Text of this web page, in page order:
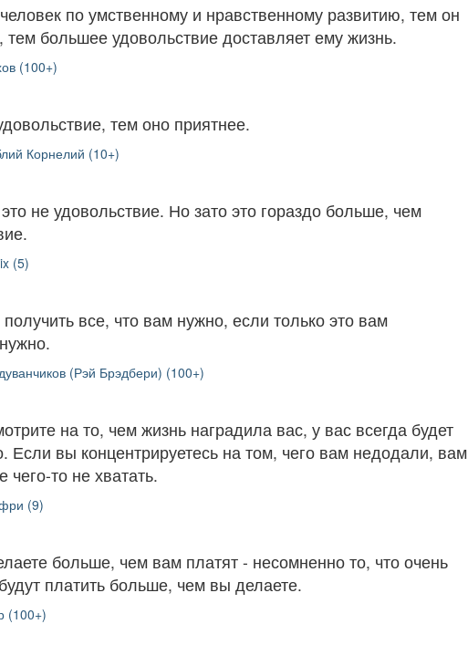
по умственному и нравственному развитию, тем он
тем большее удовольствие доставляет ему жизнь.
(100+)
тем оно приятнее.
Корнелий (10+)
не удовольствие. Но зато это гораздо больше, чем
(5)
все, что вам нужно, если только это вам
(Рэй Брэдбери) (100+)
на то, чем жизнь наградила вас, у вас всегда будет
Если вы концентрируетесь на том, чего вам недодали, вам
чего-то не хватать.
(9)
больше, чем вам платят - несомненно то, что очень
платить больше, чем вы делаете.
(100+)